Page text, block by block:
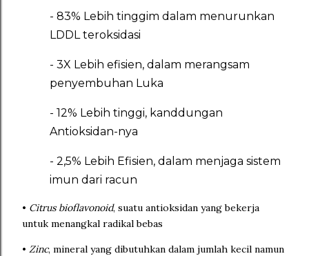
- 83% Lebih tinggim dalam menurunkan
LDDL teroksidasi
- 3X Lebih efisien, dalam merangsam
penyembuhan Luka
- 12% Lebih tinggi, kanddungan
Antioksidan-nya
- 2,5% Lebih Efisien, dalam menjaga sistem
imun dari racun
• Citrus bioflavonoid, suatu antioksidan yang bekerja
untuk menangkal radikal bebas
• Zinc, mineral yang dibutuhkan dalam jumlah kecil namun